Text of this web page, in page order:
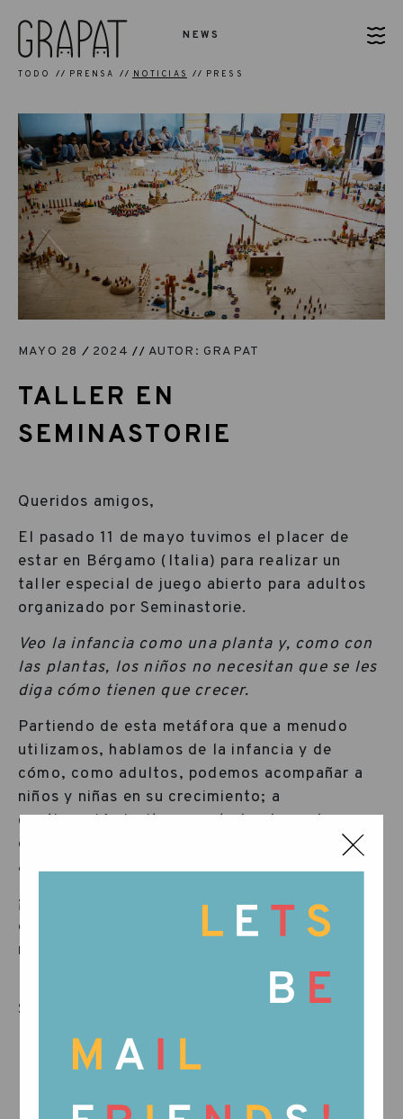
NEWS
TODO PRENSA NOTICIAS PRESS
MAYO 28 2024 AUTOR: GRAPAT
TALLER EN
SEMINASTORIE
Queridos amigos,
El pasado 11 de mayo tuvimos el placer de
estar en Bérgamo (Italia) para realizar un
taller especial de juego abierto para adultos
organizado por Seminastorie.
Veo la infancia como una planta y, como con
las plantas, los niños no necesitan que se les
diga cómo tienen que crecer.
Partiendo de esta metáfora que a menudo
utilizamos, hablamos de la infancia y de
cómo, como adultos, podemos acompañar a
niños y niñas en su crecimiento; a
continuación invitamos a todo el mundo a
explorar por sí mismos el material de juego
abierto.
¡Disfrutamos mucho de la experiencia y
estamos muy agradecidos por todas las
maravillosas personas que asistieron!
Para terminar, un gran abrazo a la Chiara y
Silvia y ¡muchas gracias por invitarnos!
Nos vemos la próxima vez,